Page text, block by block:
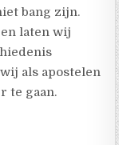
bang zijn.
laten wij
als apostelen
te gaan.